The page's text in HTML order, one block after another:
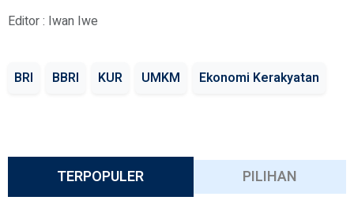
Editor : Iwan Iwe
BRI BBRI KUR UMKM Ekonomi Kerakyatan
TERPOPULER PILIHAN